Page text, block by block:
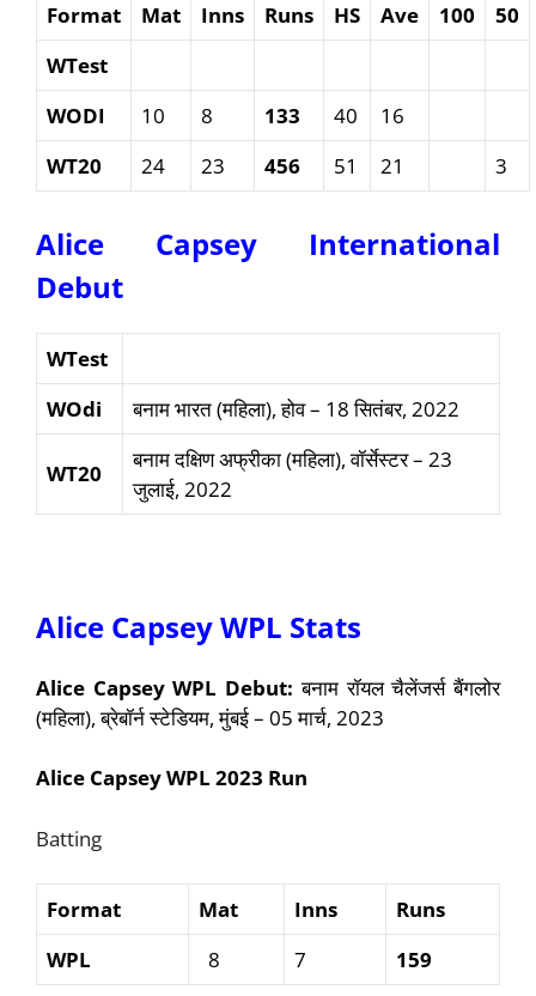
Format Mat Inns Runs HS Ave 100
50
WTest
WODI
10 8 133 40
16
WT20
24 23 456 51 21 3
Alice Capsey International
Debut
WTest
WOdi
बनाम भारत (महिला), होव – 18 सितंबर, 2022
WT20
बनाम दक्षिण अफ्रीका (महिला), वॉर्सेस्टर – 23
जुलाई, 2022
Alice Capsey WPL Stats
Alice Capsey WPL Debut:बनाम रॉयल चैलेंजर्स बैंगलोर
(महिला), ब्रेबॉर्न स्टेडियम, मुंबई – 05 मार्च, 2023
Alice CapseyWPL 2023 Run
Batting
Format Mat Inns
Runs
WPL
8 7 159